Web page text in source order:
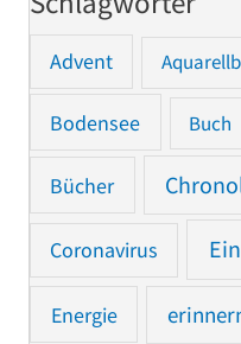
Advent
Bodensee Buch
Bücher
Coronavirus
Energie